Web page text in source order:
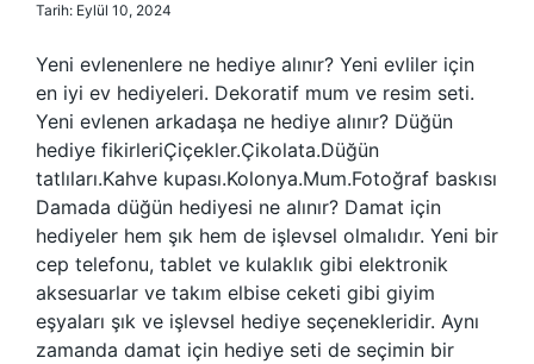
Tarih: Eylül 10, 2024
Yeni evlenenlere ne hediye alınır? Yeni evliler için
en iyi ev hediyeleri. Dekoratif mum ve resim seti.
Yeni evlenen arkadaşa ne hediye alınır? Düğün
hediye fikirleriÇiçekler.Çikolata.Düğün
tatlıları.Kahve kupası.Kolonya.Mum.Fotoğraf baskısı
Damada düğün hediyesi ne alınır? Damat için
hediyeler hem şık hem de işlevsel olmalıdır. Yeni bir
cep telefonu, tablet ve kulaklık gibi elektronik
aksesuarlar ve takım elbise ceketi gibi giyim
eşyaları şık ve işlevsel hediye seçenekleridir. Aynı
zamanda damat için hediye seti de seçimin bir